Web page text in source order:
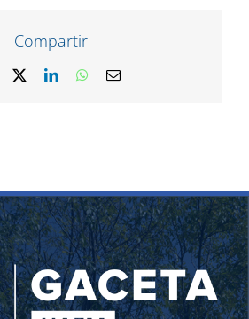
Compartir
Facebook LinkedInWhatsApp
Correo